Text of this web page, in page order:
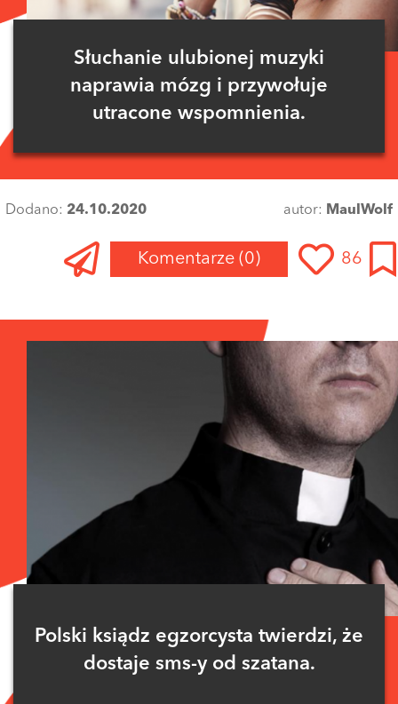
Słuchanie ulubionej muzyki
naprawia mózg i przywołuje
utracone wspomnienia.
Dodano: 24.10.2020 autor: MaulWolf
Komentarze (0) 86
Polski ksiądz egzorcysta twierdzi, że
dostaje sms-y od szatana.